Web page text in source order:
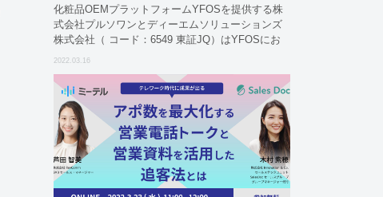
化粧品OEMプラットフォームYFOSを提供する株
式会社プルソワンとディーエムソリューションズ
株式会社（ コード：6549 東証JQ）はYFOSにお
2022.03.16